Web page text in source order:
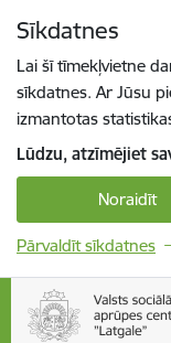
Sīkdatnes
Lai šī tīmekļvietne
sīkdatnes. Ar Jūsu
izmantotas
Lūdzu, atzīmējiet
Noraidīt
Pārvaldīt sīkdatnes